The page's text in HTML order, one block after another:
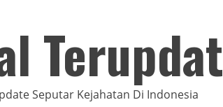
Seputar Kejahatan Di Indonesia